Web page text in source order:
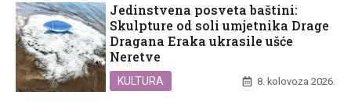
Jedinstvena posveta baštini:
Skulpture od soli umjetnika Drage
Dragana Eraka ukrasile ušće
Neretve
KULTURA 8. kolovoza 2026.